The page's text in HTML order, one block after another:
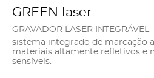
GREEN laser
GRAVADOR LASER INTEGRÁVEL
sistema integrado de marcação
materiais altamente refletivos e
sensíveis.